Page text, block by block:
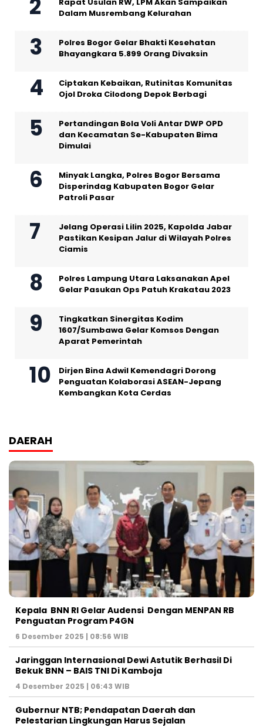
Rapat Usulan RW, LPM Akan Sampaikan
Dalam Musrembang Kelurahan
Polres Bogor Gelar Bhakti Kesehatan
Bhayangkara 5.899 Orang Divaksin
Ciptakan Kebaikan, Rutinitas Komunitas
Ojol Droka Cilodong Depok Berbagi
Pertandingan Bola Voli Antar DWP OPD
dan Kecamatan Se-Kabupaten Bima
Dimulai
Minyak Langka, Polres Bogor Bersama
Disperindag Kabupaten Bogor Gelar
Patroli Pasar
Jelang Operasi Lilin 2025, Kapolda Jabar
Pastikan Kesipan Jalur di Wilayah Polres
Ciamis
Polres Lampung Utara Laksanakan Apel
Gelar Pasukan Ops Patuh Krakatau 2023
Tingkatkan Sinergitas Kodim
1607/Sumbawa Gelar Komsos Dengan
Aparat Pemerintah
Dirjen Bina Adwil Kemendagri Dorong
Penguatan Kolaborasi ASEAN-Jepang
Kembangkan Kota Cerdas
DAERAH
Kepala BNN RI Gelar Audensi Dengan MENPAN RB
Penguatan Program P4GN
6 Desember 2025 | 08:56 WIB
Jaringgan Internasional Dewi Astutik Berhasil Di
Bekuk BNN – BAIS TNI Di Kamboja
4 Desember 2025 | 06:43 WIB
Gubernur NTB; Pendapatan Daerah dan
Pelestarian Lingkungan Harus Sejalan